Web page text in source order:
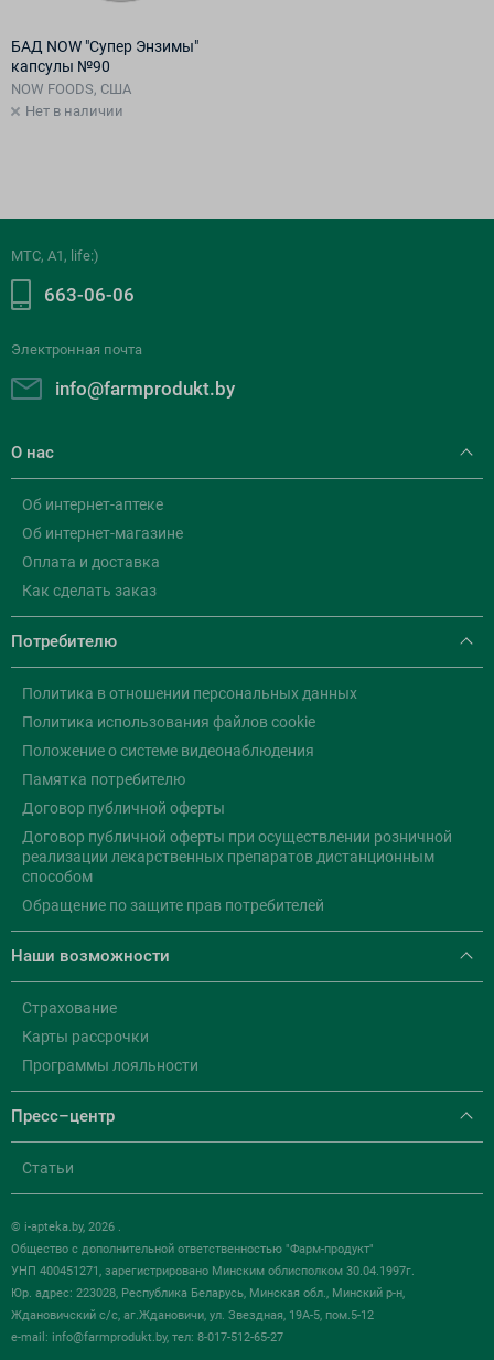
БАД NOW "Супер Энзимы"
капсулы №90
NOW FOODS, США
Нет в наличии
МТС, A1, life:)
663-06-06
Электронная почта
info@farmprodukt.by
О нас
Об интернет-аптеке
Об интернет-магазине
Оплата и доставка
Как сделать заказ
Потребителю
Политика в отношении персональных данных
Политика использования файлов cookie
Положение о системе видеонаблюдения
Памятка потребителю
Договор публичной оферты
Договор публичной оферты при осуществлении розничной
реализации лекарственных препаратов дистанционным
способом
Обращение по защите прав потребителей
Наши возможности
Страхование
Карты рассрочки
Программы лояльности
Пресс–центр
Статьи
© i-apteka.by, 2026 .
Общество с дополнительной ответственностью "Фарм-продукт"
УНП 400451271, зарегистрировано Минским облисполком 30.04.1997г.
Юр. адрес: 223028, Республика Беларусь, Минская обл., Минский р-н,
Ждановичский с/с, аг.Ждановичи, ул. Звездная, 19А-5, пом.5-12
e-mail: info@farmprodukt.by, тел: 8-017-512-65-27